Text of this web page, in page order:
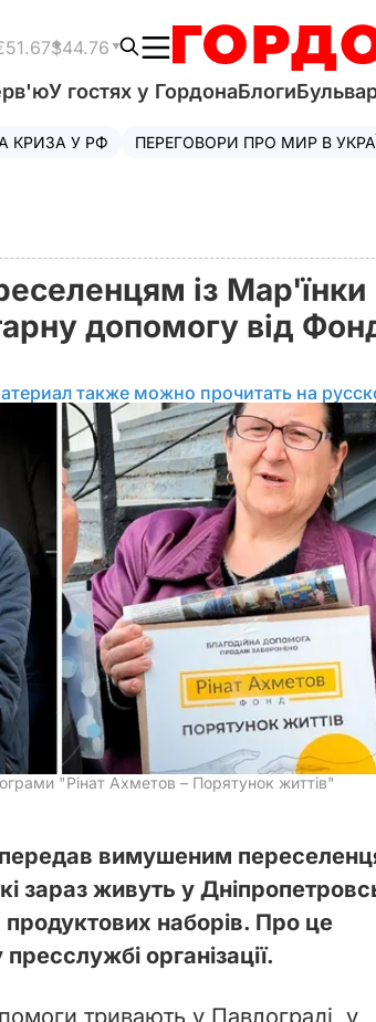
$44.76
У гостях у ГордонаБлоги
КРИЗА У РФ ПЕРЕГОВОРИ ПРО МИР В
із Мар'їнки
допомогу від
также можно прочитать на
"Рінат Ахметов – Порятунок життів"
вимушеним
зараз живуть у
наборів. Про це
організації.
тривають у Павлограді, у